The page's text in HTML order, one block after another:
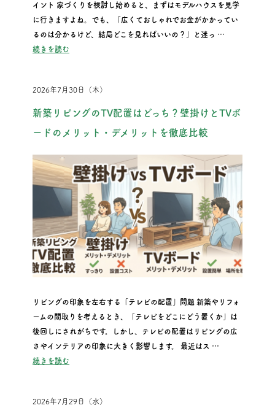
イント 家づくりを検討し始めると、まずはモデルハウスを見学
に行きますよね。でも、「広くておしゃれでお金がかかってい
るのは分かるけど、結局どこを見ればいいの？」と迷っ …
続きを読む“モデルハウスはここを見ろ！失敗しないための見学チェック
2026年7月30日（木）
新築リビングのTV配置はどっち？壁掛けとTVボ
ードのメリット・デメリットを徹底比較
リビングの印象を左右する「テレビの配置」問題 新築やリフォ
ームの間取りを考えるとき、「テレビをどこにどう置くか」は
後回しにされがちです。しかし、テレビの配置はリビングの広
さやインテリアの印象に大きく影響します。 最近はス …
続きを読む“新築リビングのTV配置はどっち？壁掛けとTVボードのメリ
2026年7月29日（水）